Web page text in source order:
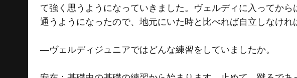
て強く思うようになっていきました。ヴェルディに入ってか
通うようになったので、地元にいた時と比べれば自立しなけれ
―ヴェルディジュニアではどんな練習をしていましたか。